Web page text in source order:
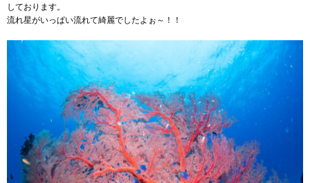
しております。
流れ星がいっぱい流れて綺麗でしたよぉ～！！